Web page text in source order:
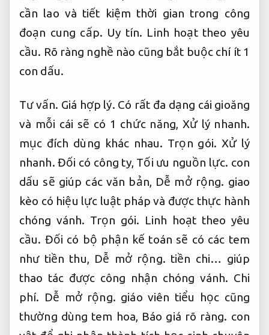
cần lao và tiết kiệm thời gian trong công
đoạn cung cấp. Uy tín. Linh hoạt theo yêu
cầu. Rõ ràng nghề nào cũng bắt buộc chí ít 1
con dấu.
Tư vấn. Giá hợp lý. Có rất đa dạng cái gioăng
và mỗi cái sẽ có 1 chức năng, Xử lý nhanh.
mục đích dùng khác nhau. Trọn gói. Xử lý
nhanh. Đối có công ty, Tối ưu nguồn lực. con
dấu sẽ giúp các văn bản, Dễ mở rộng. giao
kèo có hiệu lực luật pháp và được thực hành
chóng vánh. Trọn gói. Linh hoạt theo yêu
cầu. Đối có bộ phận kế toán sẽ có các tem
như tiền thu, Dễ mở rộng. tiền chi… giúp
thao tác được công nhận chóng vánh. Chi
phí. Dễ mở rộng. giáo viên tiểu học cũng
thường dùng tem hoa, Báo giá rõ ràng. con